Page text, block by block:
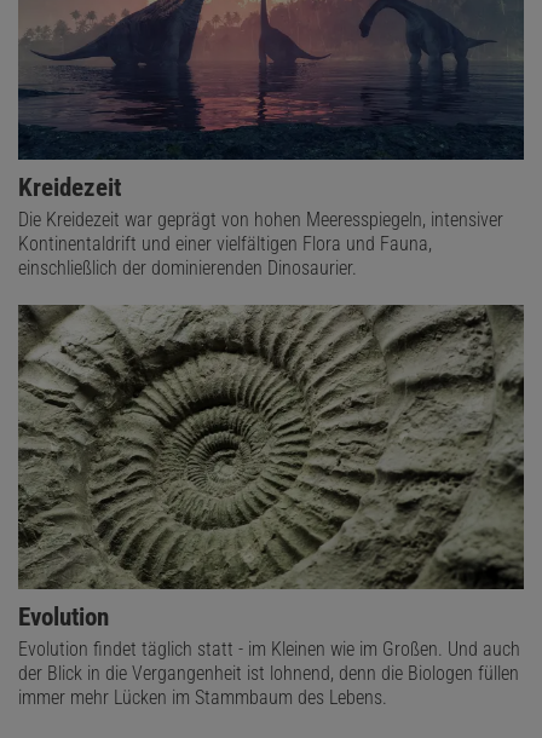
Kreidezeit
Die Kreidezeit war geprägt von hohen Meeresspiegeln, intensiver
Kontinentaldrift und einer vielfältigen Flora und Fauna,
einschließlich der dominierenden Dinosaurier.
Evolution
Evolution findet täglich statt - im Kleinen wie im Großen. Und auch
der Blick in die Vergangenheit ist lohnend, denn die Biologen füllen
immer mehr Lücken im Stammbaum des Lebens.